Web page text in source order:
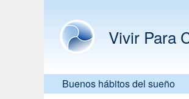
Vivir Para
Buenos hábitos del sueño